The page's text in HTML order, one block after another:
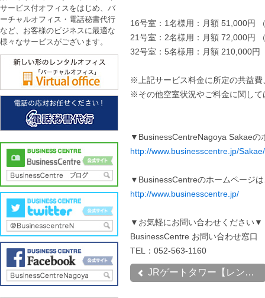
16号室：1名様用：月額 51,000円
21号室：2名様用：月額 72,000円
32号室：5名様用：月額 210,000円
※上記サービス料金に所定の共益
※その他空室状況やご料金に関し
▼BusinessCentreNagoya Sakae
http://www.businesscentre.jp/Sakae/
▼BusinessCentreのホームページ
http://www.businesscentre.jp/
▼お気軽にお問い合わせください▼
BusinessCentre お問い合わせ窓口
TEL：052-563-1160
JRゲートタワー【レンタル...
サービス付オフィスをはじめ、バ
ーチャルオフィス・電話秘書代行
など、お客様のビジネスに最適な
様々なサービスがございます。